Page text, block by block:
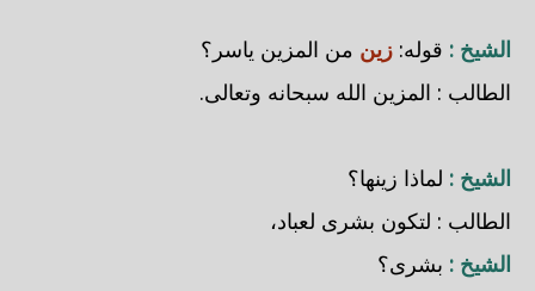
الشيخ : قوله: زين من المزين ياسر؟
الطالب : المزين الله سبحانه وتعالى.
الشيخ : لماذا زينها؟
الطالب : لتكون بشرى لعباد،
الشيخ : بشرى؟